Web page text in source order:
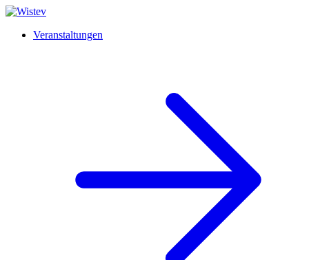
Veranstaltungen